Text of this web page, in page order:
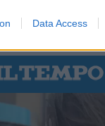
Data Access